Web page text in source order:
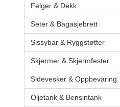
Felger & Dekk
Seter & Bagasjebrett
Sissybar & Ryggstøtter
Skjermer & Skjermfester
Sidevesker & Oppbevaring
Oljetank & Bensintank